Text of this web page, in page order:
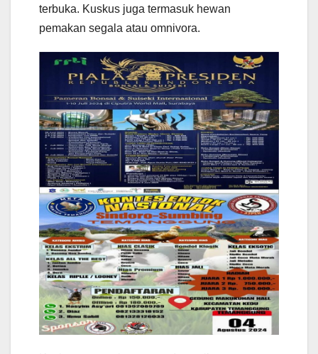
terbuka. Kuskus juga termasuk hewan
pemakan segala atau omnivora.